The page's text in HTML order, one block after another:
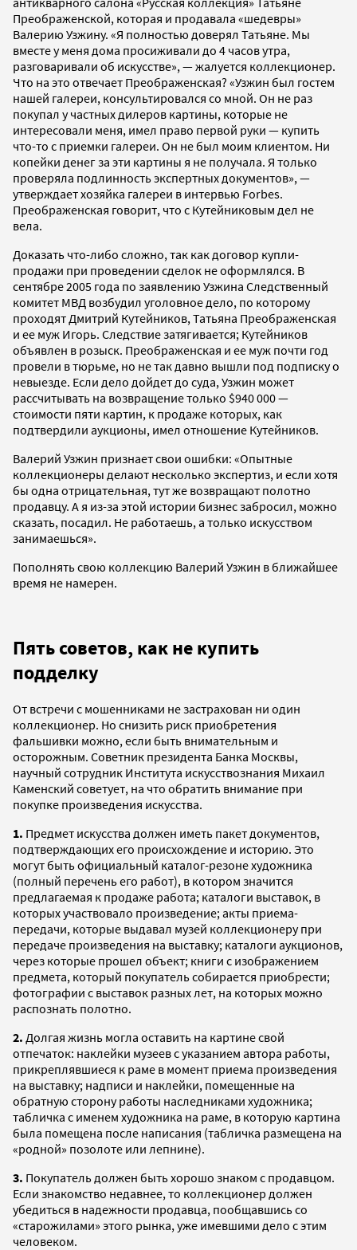
Преображенской, которая и продавала «шедевры»
Валерию Узжину. «Я полностью доверял Татьяне. Мы
вместе у меня дома просиживали до 4 часов утра,
разговаривали об искусстве», — жалуется коллекционер.
Что на это отвечает Преображенская? «Узжин был гостем
нашей галереи, консультировался со мной. Он не раз
покупал у частных дилеров картины, которые не
интересовали меня, имел право первой руки — купить
что-то с приемки галереи. Он не был моим клиентом. Ни
копейки денег за эти картины я не получала. Я только
проверяла подлинность экспертных документов», —
утверждает хозяйка галереи в интервью Forbes.
Преображенская говорит, что с Кутейниковым дел не
вела.
Доказать что-либо сложно, так как договор купли-
продажи при проведении сделок не оформлялся. В
сентябре 2005 года по заявлению Узжина Следственный
комитет МВД возбудил уголовное дело, по которому
проходят Дмитрий Кутейников, Татьяна Преображенская
и ее муж Игорь. Следствие затягивается; Кутейников
объявлен в розыск. Преображенская и ее муж почти год
провели в тюрьме, но не так давно вышли под подписку о
невыезде. Если дело дойдет до суда, Узжин может
рассчитывать на возвращение только $940 000 —
стоимости пяти картин, к продаже которых, как
подтвердили аукционы, имел отношение Кутейников.
Валерий Узжин признает свои ошибки: «Опытные
коллекционеры делают несколько экспертиз, и если хотя
бы одна отрицательная, тут же возвращают полотно
продавцу. А я из-за этой истории бизнес забросил, можно
сказать, посадил. Не работаешь, а только искусством
занимаешься».
Пополнять свою коллекцию Валерий Узжин в ближайшее
время не намерен.
Пять советов, как не купить
подделку
От встречи с мошенниками не застрахован ни один
коллекционер. Но снизить риск приобретения
фальшивки можно, если быть внимательным и
осторожным. Советник президента Банка Москвы,
научный сотрудник Института искусствознания Михаил
Каменский советует, на что обратить внимание при
покупке произведения искусства.
1. Предмет искусства должен иметь пакет документов,
подтверждающих его происхождение и историю. Это
могут быть официальный каталог-резоне художника
(полный перечень его работ), в котором значится
предлагаемая к продаже работа; каталоги выставок, в
которых участвовало произведение; акты приема-
передачи, которые выдавал музей коллекционеру при
передаче произведения на выставку; каталоги аукционов,
через которые прошел объект; книги с изображением
предмета, который покупатель собирается приобрести;
фотографии с выставок разных лет, на которых можно
распознать полотно.
2. Долгая жизнь могла оставить на картине свой
отпечаток: наклейки музеев с указанием автора работы,
прикреплявшиеся к раме в момент приема произведения
на выставку; надписи и наклейки, помещенные на
обратную сторону работы наследниками художника;
табличка с именем художника на раме, в которую картина
была помещена после написания (табличка размещена на
«родной» позолоте или лепнине).
3. Покупатель должен быть хорошо знаком с продавцом.
Если знакомство недавнее, то коллекционер должен
убедиться в надежности продавца, пообщавшись со
«старожилами» этого рынка, уже имевшими дело с этим
человеком.